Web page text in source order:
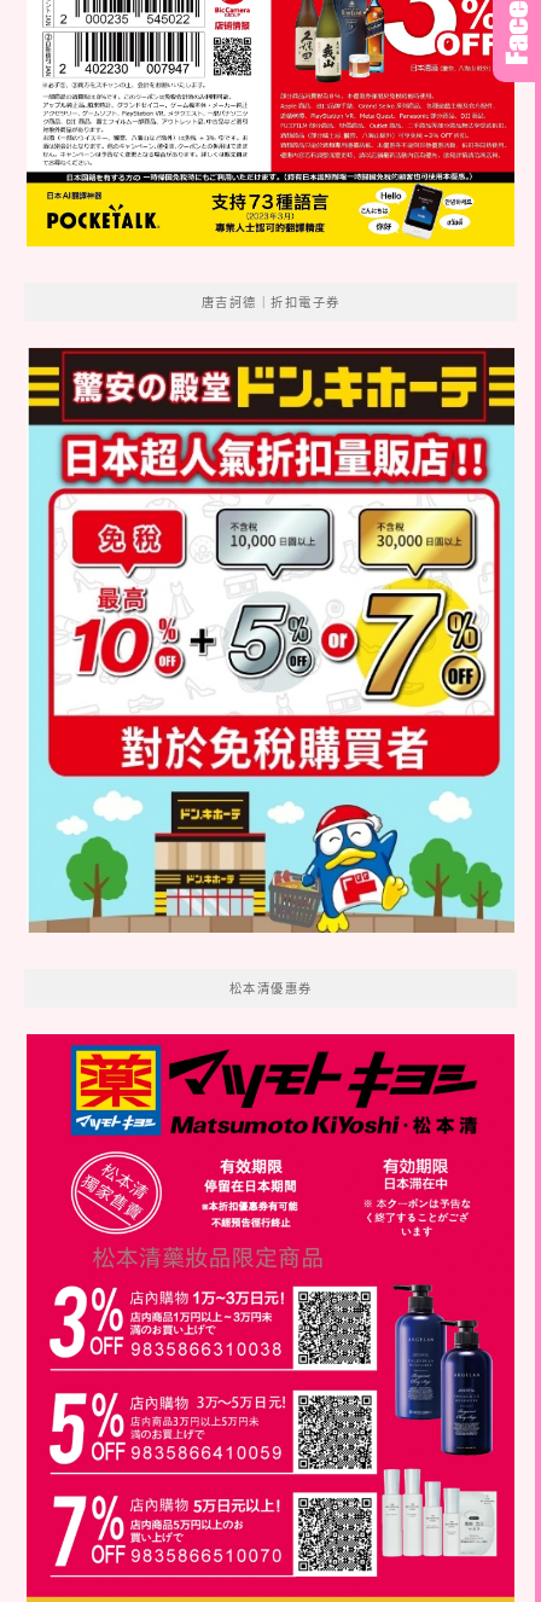
唐吉訶德｜折扣電子券
松本清優惠券